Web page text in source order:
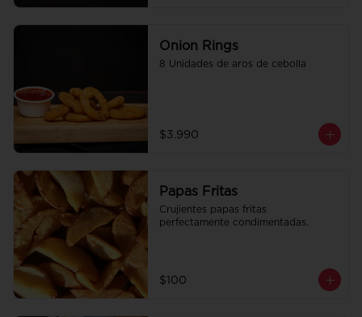
Onion Rings
8 Unidades de aros de cebolla
$3.990
Papas Fritas
Crujientes papas fritas
perfectamente condimentadas.
$100